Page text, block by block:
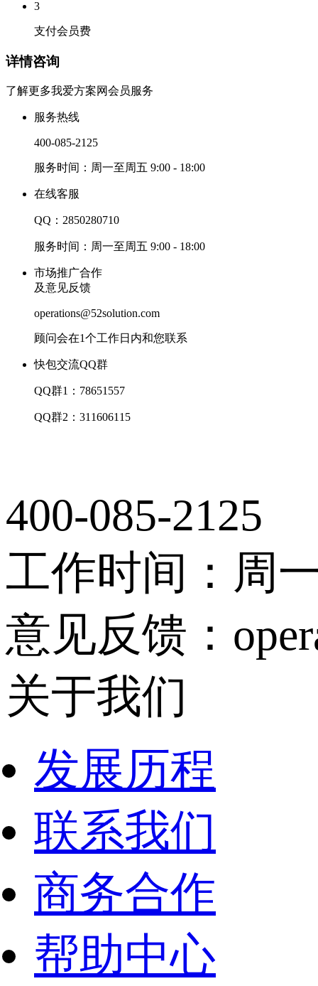
3
支付会员费
详情咨询
了解更多我爱方案网会员服务
服务热线
400-085-2125
服务时间：周一至周五 9:00 - 18:00
在线客服
QQ：2850280710
服务时间：周一至周五 9:00 - 18:00
市场推广合作
及意见反馈
operations@52solution.com
顾问会在1个工作日内和您联系
快包交流QQ群
QQ群1：78651557
QQ群2：311606115
400-085-2125
工作时间：周
意见反馈：
关于我们
发展历程
联系我们
商务合作
帮助中心